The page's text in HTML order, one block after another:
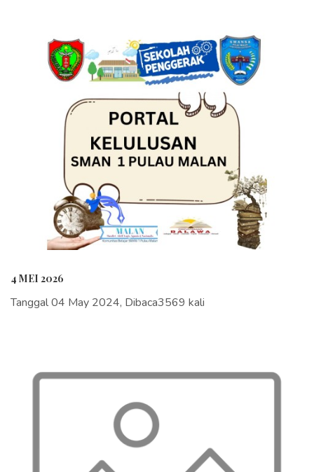
4 MEI 2026
Tanggal 04 May 2024, Dibaca3569 kali